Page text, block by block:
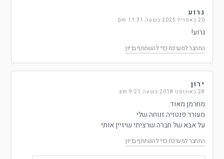
גרוע
20 באפריל 2025 בשעה 11:31 pm
גרוע!
התחבר למערכת כדי להשתתף בדיון
ירון
28 באוגוסט 2018 בשעה 9:21 am
מחרמן מאוד.
מעורר פנטזיה זנוחה שלי
על אבא של חברה שרציתי שיזיין אותי
התחבר למערכת כדי להשתתף בדיון